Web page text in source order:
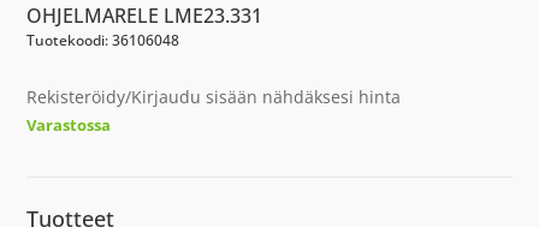
OHJELMARELE LME23.331
Tuotekoodi: 36106048
Rekisteröidy/Kirjaudu sisään nähdäksesi hinta
Varastossa
Tuotteet